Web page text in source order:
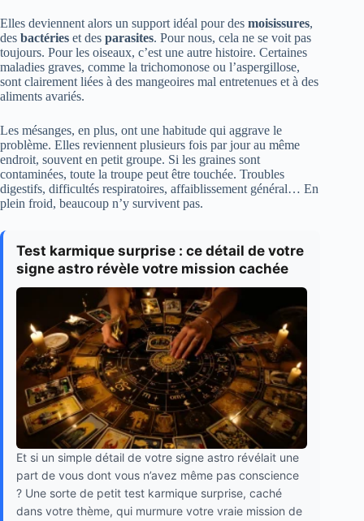
Elles deviennent alors un support idéal pour des moisissures,
des bactéries et des parasites. Pour nous, cela ne se voit pas
toujours. Pour les oiseaux, c’est une autre histoire. Certaines
maladies graves, comme la trichomonose ou l’aspergillose,
sont clairement liées à des mangeoires mal entretenues et à des
aliments avariés.
Les mésanges, en plus, ont une habitude qui aggrave le
problème. Elles reviennent plusieurs fois par jour au même
endroit, souvent en petit groupe. Si les graines sont
contaminées, toute la troupe peut être touchée. Troubles
digestifs, difficultés respiratoires, affaiblissement général… En
plein froid, beaucoup n’y survivent pas.
Test karmique surprise : ce détail de votre
signe astro révèle votre mission cachée
Et si un simple détail de votre signe astro révélait une
part de vous dont vous n’avez même pas conscience
? Une sorte de petit test karmique surprise, caché
dans votre thème, qui murmure votre vraie mission de